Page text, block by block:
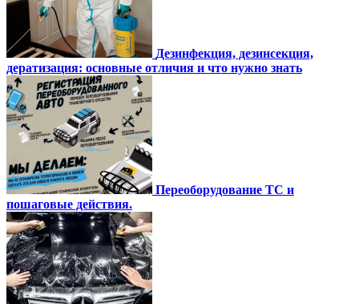
Дезинфекция, дезинсекция,
дератизация: основные отличия и что нужно знать
Переоборудование ТС и
пошаговые действия.